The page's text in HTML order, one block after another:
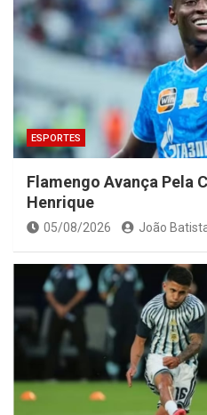
ESPORTES
Flamengo Avança Pela
Henrique
05/08/2026 João